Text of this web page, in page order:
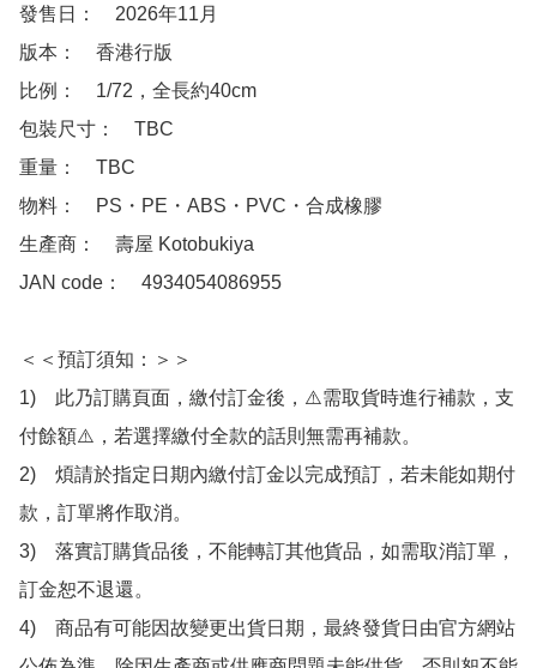
發售日：　2026年11月
版本：　香港行版
比例：　1/72，全長約40cm
包裝尺寸：　TBC
重量：　TBC
物料：　PS・PE・ABS・PVC・合成橡膠
生產商：　壽屋 Kotobukiya
JAN code：　4934054086955
＜＜預訂須知：＞＞
1)　此乃訂購頁面，繳付訂金後，⚠️需取貨時進行補款，支
付餘額⚠️，若選擇繳付全款的話則無需再補款。
2)　煩請於指定日期內繳付訂金以完成預訂，若未能如期付
款，訂單將作取消。
3)　落實訂購貨品後，不能轉訂其他貨品，如需取消訂單，
訂金恕不退還。
4)　商品有可能因故變更出貨日期，最終發貨日由官方網站